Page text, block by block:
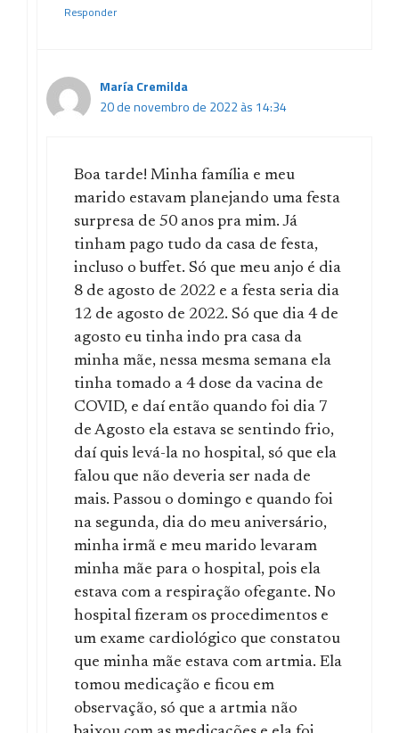
Responder
María Cremilda
20 de novembro de 2022 às 14:34
Boa tarde! Minha família e meu
marido estavam planejando uma festa
surpresa de 50 anos pra mim. Já
tinham pago tudo da casa de festa,
incluso o buffet. Só que meu anjo é dia
8 de agosto de 2022 e a festa seria dia
12 de agosto de 2022. Só que dia 4 de
agosto eu tinha indo pra casa da
minha mãe, nessa mesma semana ela
tinha tomado a 4 dose da vacina de
COVID, e daí então quando foi dia 7
de Agosto ela estava se sentindo frio,
daí quis levá-la no hospital, só que ela
falou que não deveria ser nada de
mais. Passou o domingo e quando foi
na segunda, dia do meu aniversário,
minha irmã e meu marido levaram
minha mãe para o hospital, pois ela
estava com a respiração ofegante. No
hospital fizeram os procedimentos e
um exame cardiológico que constatou
que minha mãe estava com artmia. Ela
tomou medicação e ficou em
observação, só que a artmia não